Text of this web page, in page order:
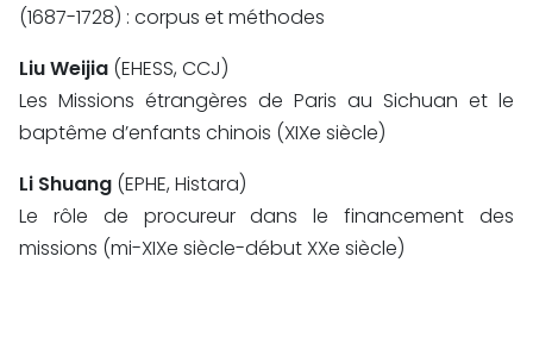
(1687-1728) : corpus et méthodes
Liu Weijia (EHESS, CCJ)
Les Missions étrangères de Paris au Sichuan et le
baptême d’enfants chinois (XIXe siècle)
Li Shuang (EPHE, Histara)
Le rôle de procureur dans le financement des
missions (mi-XIXe siècle-début XXe siècle)